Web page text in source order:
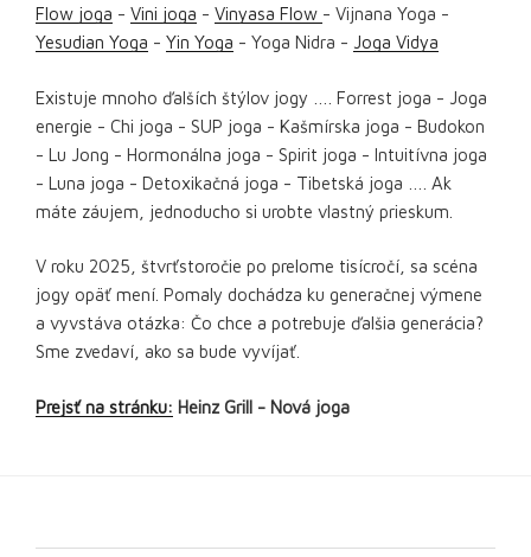
Flow joga - Vini joga - Vinyasa Flow - Vijnana Yoga -
Yesudian Yoga - Yin Yoga - Yoga Nidra - Joga Vidya
Existuje mnoho ďalších štýlov jogy …. Forrest joga - Joga
energie - Chi joga - SUP joga - Kašmírska joga - Budokon
- Lu Jong - Hormonálna joga - Spirit joga - Intuitívna joga
- Luna joga - Detoxikačná joga - Tibetská joga …. Ak
máte záujem, jednoducho si urobte vlastný prieskum.
V roku 2025, štvrťstoročie po prelome tisícročí, sa scéna
jogy opäť mení. Pomaly dochádza ku generačnej výmene
a vyvstáva otázka: Čo chce a potrebuje ďalšia generácia?
Sme zvedaví, ako sa bude vyvíjať.
Prejsť na stránku: Heinz Grill - Nová joga